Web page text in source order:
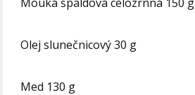
Olej slunečnicový 30 g
Med 130 g